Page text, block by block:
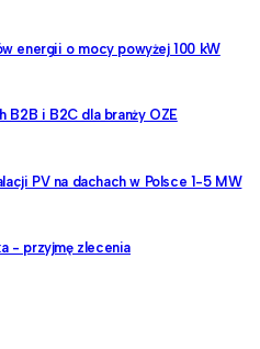
energii o mocy powyżej 100 kW
B2B i B2C dla branży OZE
PV na dachach w Polsce 1-5 MW
- przyjmę zlecenia